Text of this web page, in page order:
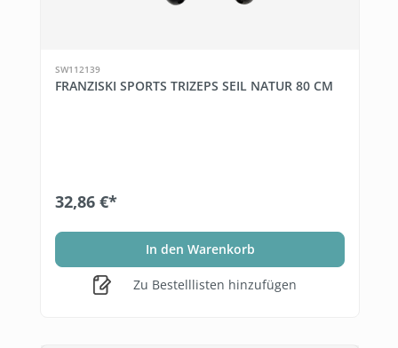
SW112139
FRANZISKI SPORTS TRIZEPS SEIL NATUR 80 CM
32,86 €*
In den Warenkorb
Zu Bestelllisten hinzufügen